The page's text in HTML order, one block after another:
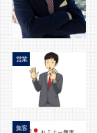
営業
集客